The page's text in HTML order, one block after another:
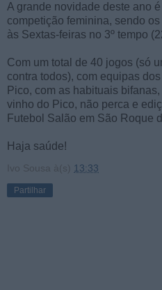
A grande novidade deste ano
competição feminina, sendo
às Sextas-feiras no 3º tempo
Com um total de 40 jogos (só
contra todos), com equipas
Pico, com as habituais
vinho do Pico, não perca e
Futebol Salão em São Roque
Haja saúde!
Ivo Sousa à(s) 13:33
Partilhar